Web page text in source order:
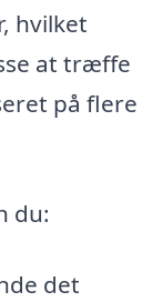
hvilket
at træffe
på flere
du:
det